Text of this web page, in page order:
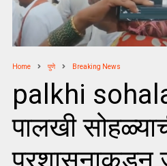
Home पुणे Breaking News
palkhi
पालखी